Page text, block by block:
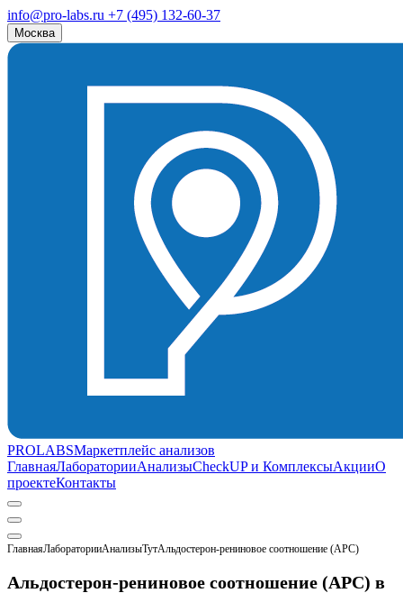
info@pro-labs.ru +7 (495) 132-60-37
Москва
PROLABSМаркетплейс анализов
ГлавнаяЛабораторииАнализыCheckUP и КомплексыАкцииО
проектеКонтакты
ГлавнаяЛабораторииАнализыТутАльдостерон-рениновое соотношение (АРС)
Альдостерон-рениновое соотношение (АРС) в